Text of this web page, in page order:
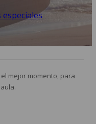
mejor momento, para